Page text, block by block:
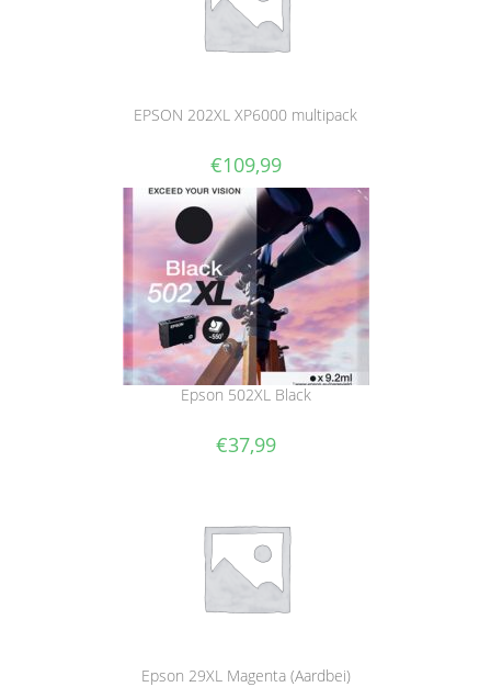
EPSON 202XL XP6000 multipack
€109,99
Epson 502XL Black
€37,99
Epson 29XL Magenta (Aardbei)